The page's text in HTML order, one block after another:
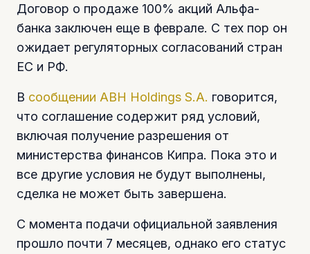
Договор о продаже 100% акций Альфа-
банка заключен еще в феврале. С тех пор он
ожидает регуляторных согласований стран
ЕС и РФ.
В сообщении ABH Holdings S.A. говорится,
что соглашение содержит ряд условий,
включая получение разрешения от
министерства финансов Кипра. Пока это и
все другие условия не будут выполнены,
сделка не может быть завершена.
С момента подачи официальной заявления
прошло почти 7 месяцев, однако его статус